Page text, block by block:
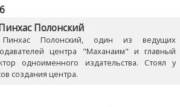
Полонский
Полонский, один из ведущих
центра "Маханаим" и главный
одноименного издательства. Стоял у
создания центра.